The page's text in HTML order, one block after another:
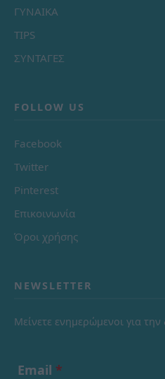
ΓΥΝΑΙΚΑ
TIPS
ΣΥΝΤΑΓΕΣ
FOLLOW US
Facebook
Twitter
Pinterest
Επικοινωνία
Όροι χρήσης
NEWSLETTER
Μείνετε ενημερώμενοι για
Email *